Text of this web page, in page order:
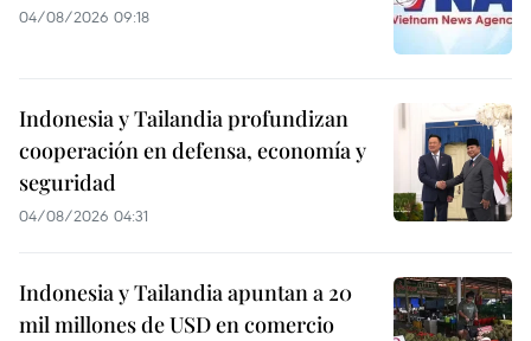
04/08/2026 09:18
Indonesia y Tailandia profundizan
cooperación en defensa, economía y
seguridad
04/08/2026 04:31
Indonesia y Tailandia apuntan a 20
mil millones de USD en comercio